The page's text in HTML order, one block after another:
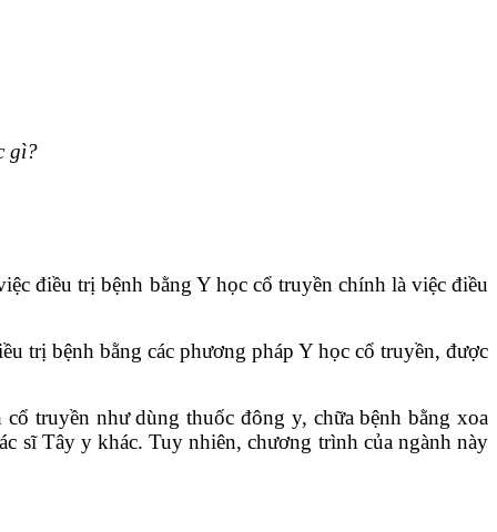
gì?
điều trị bệnh bằng Y học cổ truyền chính là việc điều
trị bệnh bằng các phương pháp Y học cổ truyền, được
truyền như dùng thuốc đông y, chữa bệnh bằng xoa
sĩ Tây y khác. Tuy nhiên, chương trình của ngành này